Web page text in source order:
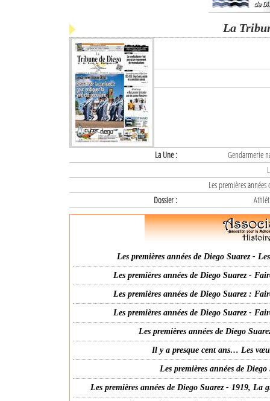
La
La Une :
Gendarmerie
Les premières
Dossier :
Les premières années de Diego Suarez -
Les premières années de Diego Suarez -
Les premières années de Diego Suarez :
Les premières années de Diego Suarez -
Les premières années de Diego
Il y a presque cent ans… Les
Les premières années de
Les premières années de Diego Suarez - 1919,